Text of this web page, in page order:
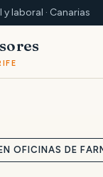
laboral · Canarias
OFICINAS DE